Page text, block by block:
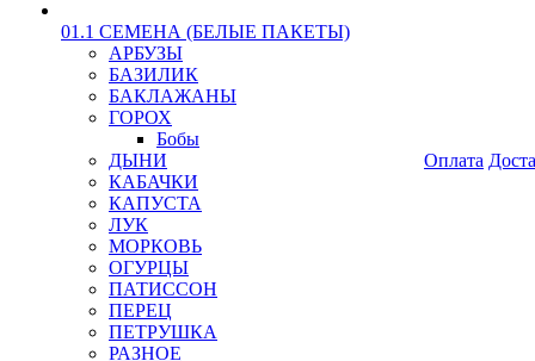
01.1 СЕМЕНА (БЕЛЫЕ ПАКЕТЫ)
АРБУЗЫ
БАЗИЛИК
БАКЛАЖАНЫ
ГОРОХ
Бобы
ДЫНИ
КАБАЧКИ
КАПУСТА
ЛУК
МОРКОВЬ
ОГУРЦЫ
ПАТИССОН
ПЕРЕЦ
ПЕТРУШКА
РАЗНОЕ
Оплата